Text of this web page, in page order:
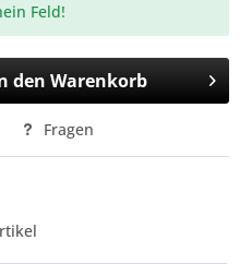
Feld!
den Warenkorb
Fragen